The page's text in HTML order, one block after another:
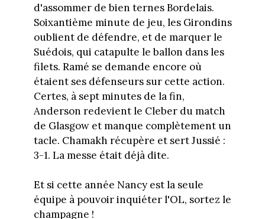
d'assommer de bien ternes Bordelais.
Soixantième minute de jeu, les Girondins
oublient de défendre, et de marquer le
Suédois, qui catapulte le ballon dans les
filets. Ramé se demande encore où
étaient ses défenseurs sur cette action.
Certes, à sept minutes de la fin,
Anderson redevient le Cleber du match
de Glasgow et manque complètement un
tacle. Chamakh récupère et sert Jussié :
3-1. La messe était déjà dite.
Et si cette année Nancy est la seule
équipe à pouvoir inquiéter l'OL, sortez le
champagne !